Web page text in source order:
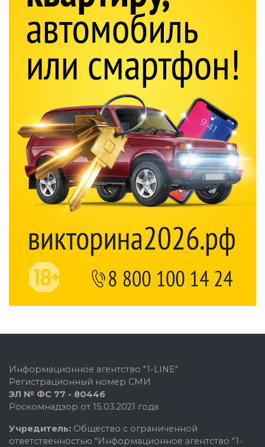
Информационное агентство "1-LINE"
Регистрационный номер СМИ
ЭЛ № ФС 77 - 80446
Роскомнадзор от 15.03.2021 года
Учредитель: Общество с ограниченной
ответственностью "Информационное агентство "1-